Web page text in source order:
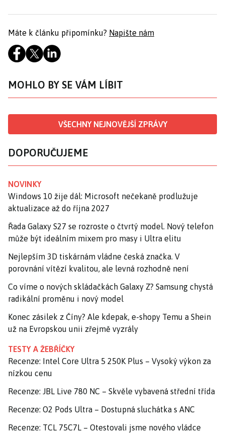
Máte k článku připomínku? Napište nám
MOHLO BY SE VÁM LÍBIT
VŠECHNY NEJNOVĚJŠÍ ZPRÁVY
DOPORUČUJEME
NOVINKY
Windows 10 žije dál: Microsoft nečekaně prodlužuje
aktualizace až do října 2027
Řada Galaxy S27 se rozroste o čtvrtý model. Nový telefon
může být ideálním mixem pro masy i Ultra elitu
Nejlepším 3D tiskárnám vládne česká značka. V
porovnání vítězí kvalitou, ale levná rozhodně není
Co víme o nových skládačkách Galaxy Z? Samsung chystá
radikální proměnu i nový model
Konec zásilek z Číny? Ale kdepak, e-shopy Temu a Shein
už na Evropskou unii zřejmě vyzrály
TESTY A ŽEBŘÍČKY
Recenze: Intel Core Ultra 5 250K Plus – Vysoký výkon za
nízkou cenu
Recenze: JBL Live 780 NC – Skvěle vybavená střední třída
Recenze: O2 Pods Ultra – Dostupná sluchátka s ANC
Recenze: TCL 75C7L – Otestovali jsme nového vládce